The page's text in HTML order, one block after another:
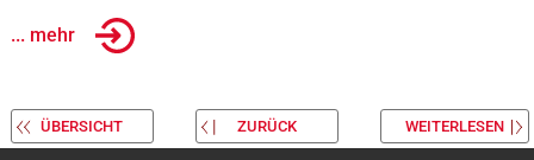
... mehr
ÜBERSICHT ZURÜCK WEITERLESEN